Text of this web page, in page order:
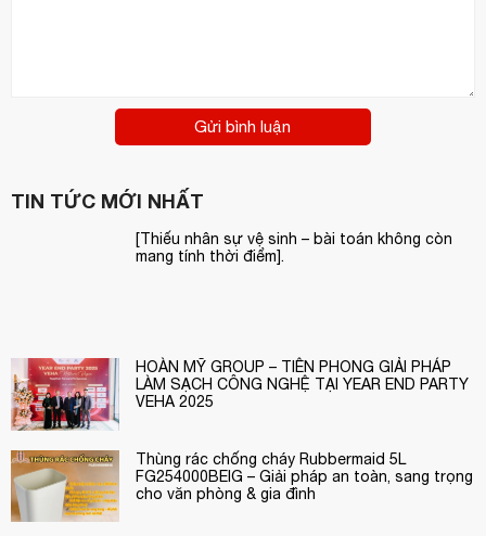
Gửi bình luận
TIN TỨC MỚI NHẤT
[Thiếu nhân sự vệ sinh – bài toán không còn
mang tính thời điểm].
HOÀN MỸ GROUP – TIÊN PHONG GIẢI PHÁP
LÀM SẠCH CÔNG NGHỆ TẠI YEAR END PARTY
VEHA 2025
Thùng rác chống cháy Rubbermaid 5L
FG254000BEIG – Giải pháp an toàn, sang trọng
cho văn phòng & gia đình